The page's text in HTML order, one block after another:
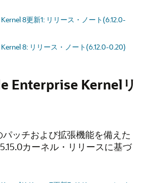
8更新1: リリース・ノート(6.12.0-
8: リリース・ノート(6.12.0-0.20)
Enterprise Kernelリ
パッチおよび拡張機能を備えた
カーネル・リリースに基づ